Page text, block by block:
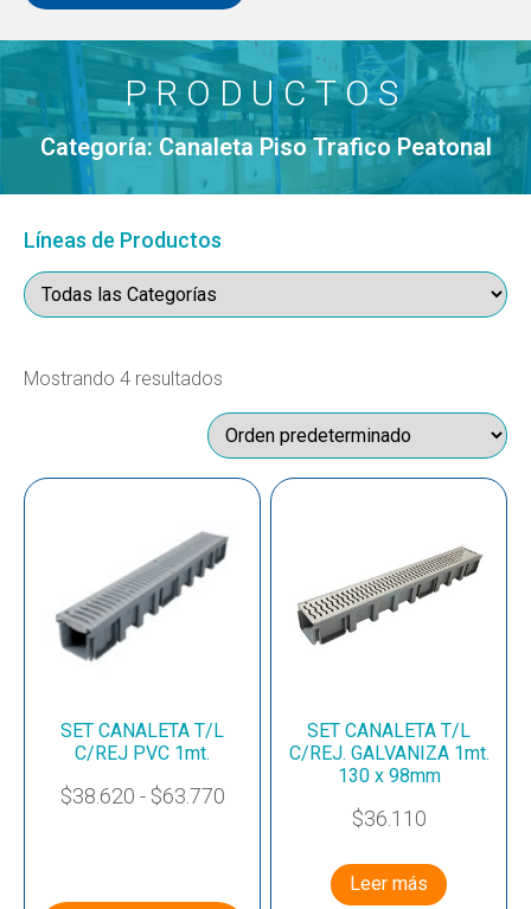
PRODUCTOS
Categoría: Canaleta Piso Trafico Peatonal
Líneas de Productos
Mostrando 4 resultados
SET CANALETA T/L
C/REJ PVC 1mt.
$38.620 - $63.770
SET CANALETA T/L
C/REJ. GALVANIZA 1mt.
130 x 98mm
$36.110
Leer más